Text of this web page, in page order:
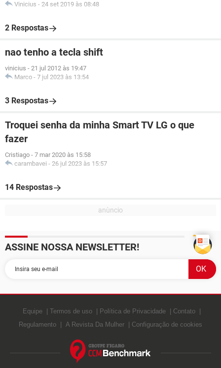
Vinicius - 24 set 2019 às 08:48
2 Respostas
nao tenho a tecla shift
vinicius - 21 jul 2012 às 19:47
Marco - 7 jul 2023 às 13:54
3 Respostas
Troquei senha da minha Smart TV LG o que
fazer
Cristiago - 7 mar 2020 às 15:58
carambavei - 26 jul 2023 às 15:57
14 Respostas
ASSINE NOSSA NEWSLETTER!
Equipe Termos de uso Política de Privacidade
Contato
Regulamento
A Revista Da Mulher Configuração de cookies